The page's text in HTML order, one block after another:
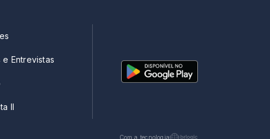
e Entrevistas
II
Com a tecnologia